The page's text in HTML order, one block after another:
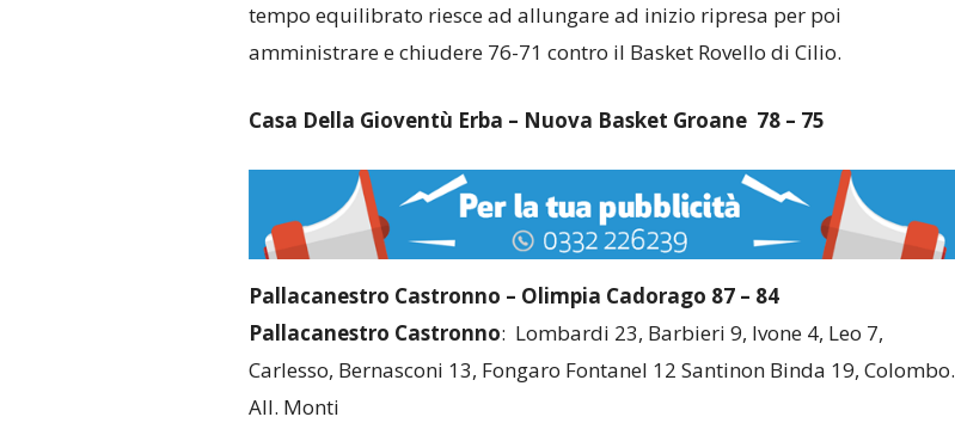
tempo equilibrato riesce ad allungare ad inizio ripresa per poi
amministrare e chiudere 76-71 contro il Basket Rovello di Cilio.
Casa Della Gioventù Erba – Nuova Basket Groane 78 – 75
Pallacanestro Castronno – Olimpia Cadorago 87 – 84
Pallacanestro Castronno: Lombardi 23, Barbieri 9, Ivone 4, Leo 7,
Carlesso, Bernasconi 13, Fongaro Fontanel 12 Santinon Binda 19, Colombo.
All. Monti